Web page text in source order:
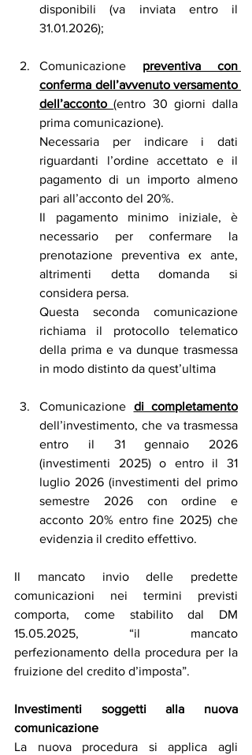
disponibili (va inviata entro il
31.01.2026);
Comunicazione preventiva con
conferma dell’avvenuto versamento
dell’acconto (entro 30 giorni dalla
prima comunicazione).
Necessaria per indicare i dati
riguardanti l’ordine accettato e il
pagamento di un importo almeno
pari all’acconto del 20%.
Il pagamento minimo iniziale, è
necessario per confermare la
prenotazione preventiva ex ante,
altrimenti detta domanda si
considera persa.
Questa seconda comunicazione
richiama il protocollo telematico
della prima e va dunque trasmessa
in modo distinto da quest’ultima
Comunicazione di completamento
dell’investimento, che va trasmessa
entro il 31 gennaio 2026
(investimenti 2025) o entro il 31
luglio 2026 (investimenti del primo
semestre 2026 con ordine e
acconto 20% entro fine 2025) che
evidenzia il credito effettivo.
Il mancato invio delle predette
comunicazioni nei termini previsti
comporta, come stabilito dal DM
15.05.2025, “il mancato
perfezionamento della procedura per la
fruizione del credito d’imposta”.
Investimenti soggetti alla nuova
comunicazione
La nuova procedura si applica agli